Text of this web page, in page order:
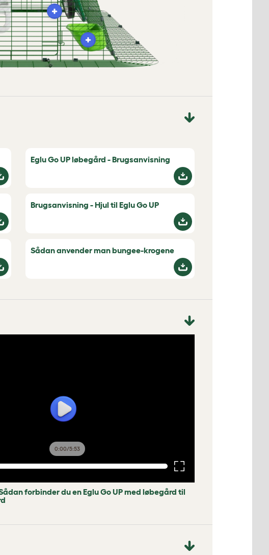
Eglu Go UP løbegård - Brugsanvisning
Brugsanvisning - Hjul til Eglu Go UP
Sådan anvender man bungee-krogene
0:00/5:53
forbinder du en Eglu Go UP med løbegård til